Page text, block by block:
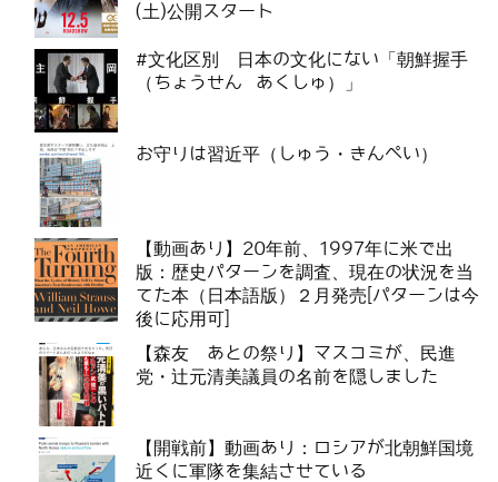
(土)公開スタート
#文化区別 日本の文化にない「朝鮮握手
（ちょうせん あくしゅ）」
お守りは習近平（しゅう・きんぺい）
【動画あり】20年前、1997年に米で出
版：歴史パターンを調査、現在の状況を当
てた本（日本語版）２月発売[パターンは今
後に応用可]
【森友 あとの祭り】マスコミが、民進
党・辻元清美議員の名前を隠しました
【開戦前】動画あり：ロシアが北朝鮮国境
近くに軍隊を集結させている